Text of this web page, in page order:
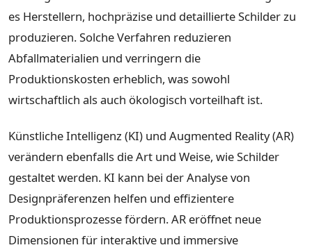
es Herstellern, hochpräzise und detaillierte Schilder zu
produzieren. Solche Verfahren reduzieren
Abfallmaterialien und verringern die
Produktionskosten erheblich, was sowohl
wirtschaftlich als auch ökologisch vorteilhaft ist.
Künstliche Intelligenz (KI) und Augmented Reality (AR)
verändern ebenfalls die Art und Weise, wie Schilder
gestaltet werden. KI kann bei der Analyse von
Designpräferenzen helfen und effizientere
Produktionsprozesse fördern. AR eröffnet neue
Dimensionen für interaktive und immersive